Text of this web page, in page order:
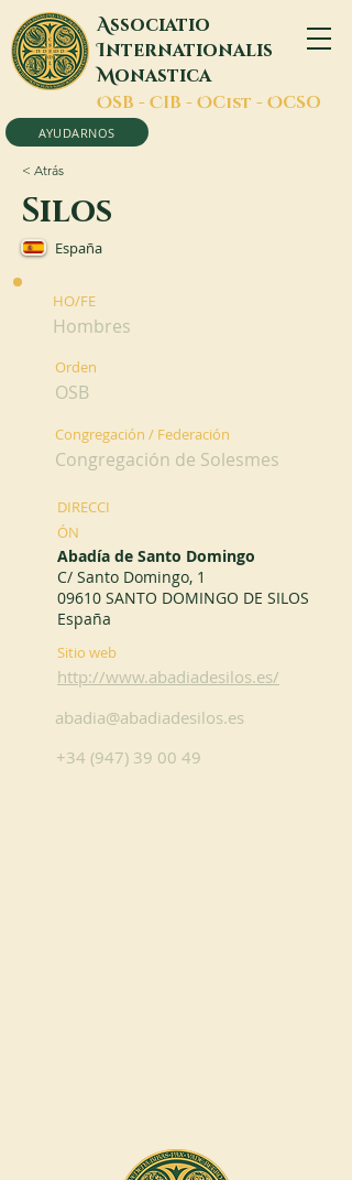
Associatio
Internationalis
Monastica
OSB - CIB - OCist - OCSO
AYUDARNOS
< Atrás
Silos
España
HO/FE
Hombres
Orden
OSB
Congregación / Federación
Congregación de Solesmes
DIRECCI
ÓN
Abadía de Santo Domingo
C/ Santo Domingo, 1
09610 SANTO DOMINGO DE SILOS
España
Sitio web
http://www.abadiadesilos.es/
abadia@abadiadesilos.es
+34 (947) 39 00 49